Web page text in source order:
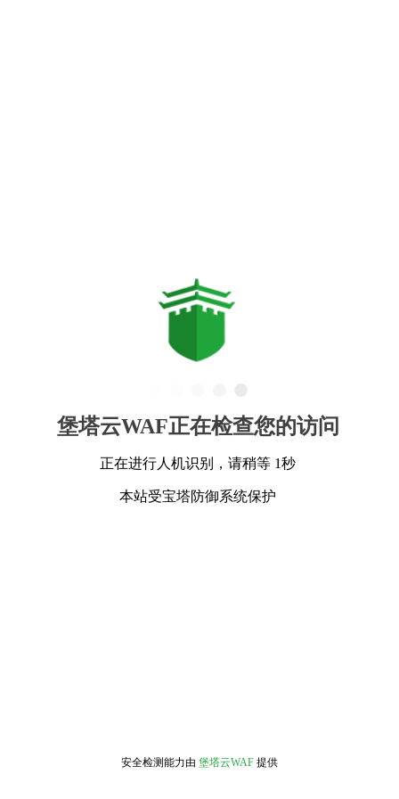
堡塔云WAF正在检查您的访问
正在进行人机识别，请稍等 1秒
本站受宝塔防御系统保护
安全检测能力由 堡塔云WAF 提供